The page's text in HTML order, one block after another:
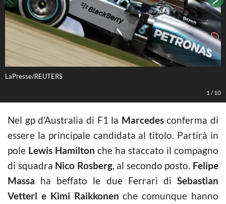
LaPresse/REUTERS
1 /10
Nel gp d’Australia di F1 la Marcedesconferma di
essere la principale candidata al titolo. Partirà in
pole Lewis Hamilton che ha staccato il compagno
di squadra Nico Rosberg, al secondo posto. Felipe
Massa ha beffato le due Ferrari di Sebastian
Vetterl e Kimi Raikkonen che comunque hanno